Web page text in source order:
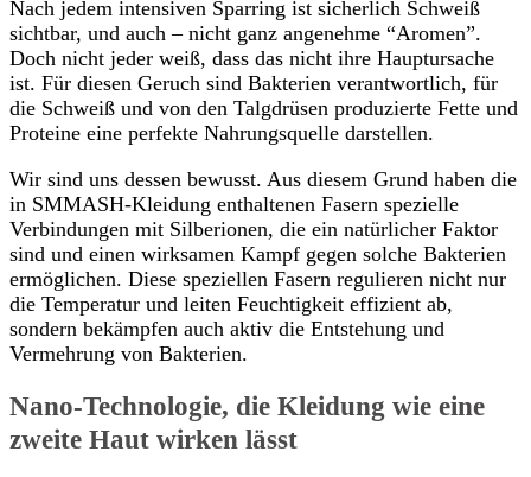
Nach jedem intensiven Sparring ist sicherlich Schweiß
sichtbar, und auch – nicht ganz angenehme “Aromen”.
Doch nicht jeder weiß, dass das nicht ihre Hauptursache
ist. Für diesen Geruch sind Bakterien verantwortlich, für
die Schweiß und von den Talgdrüsen produzierte Fette und
Proteine eine perfekte Nahrungsquelle darstellen.
Wir sind uns dessen bewusst. Aus diesem Grund haben die
in SMMASH-Kleidung enthaltenen Fasern spezielle
Verbindungen mit Silberionen, die ein natürlicher Faktor
sind und einen wirksamen Kampf gegen solche Bakterien
ermöglichen. Diese speziellen Fasern regulieren nicht nur
die Temperatur und leiten Feuchtigkeit effizient ab,
sondern bekämpfen auch aktiv die Entstehung und
Vermehrung von Bakterien.
Nano-Technologie, die Kleidung wie eine
zweite Haut wirken lässt